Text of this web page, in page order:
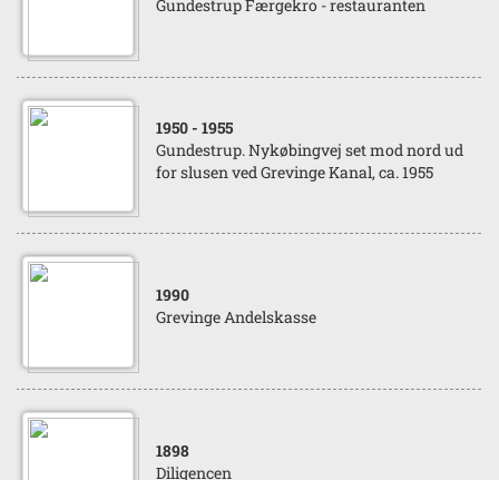
Gundestrup Færgekro - restauranten
1950 - 1955
Gundestrup. Nykøbingvej set mod nord ud
for slusen ved Grevinge Kanal, ca. 1955
1990
Grevinge Andelskasse
1898
Diligencen